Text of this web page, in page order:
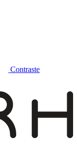
Contraste